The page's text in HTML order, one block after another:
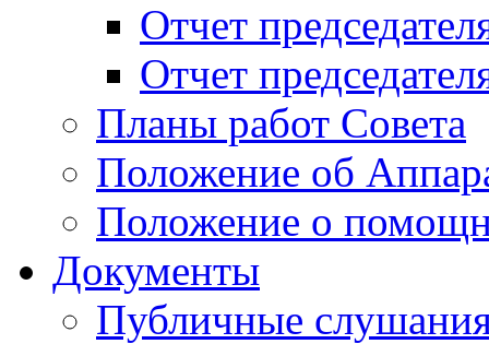
Отчет
Отчет
Планы работ Совета
Положение об
Положение о
Документы
Публичные